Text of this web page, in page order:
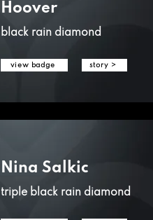
Hoover
black rain diamond
view badge story >
Nina Salkic
triple black rain diamond